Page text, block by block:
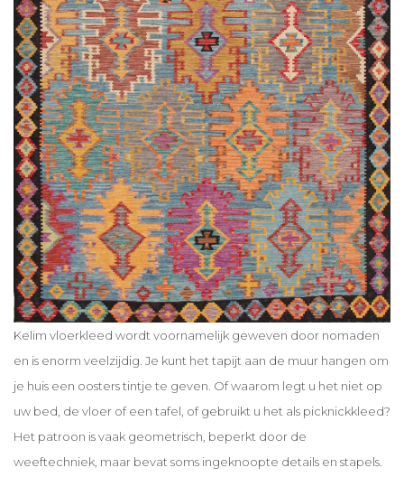
Kelim vloerkleed wordt voornamelijk geweven door nomaden
en is enorm veelzijdig. Je kunt het tapijt aan de muur hangen om
je huis een oosters tintje te geven. Of waarom legt u het niet op
uw bed, de vloer of een tafel, of gebruikt u het als picknickkleed?
Het patroon is vaak geometrisch, beperkt door de
weeftechniek, maar bevat soms ingeknoopte details en stapels.